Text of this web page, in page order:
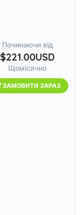
Починаючи від
$221.00USD
Щомісячно
ЗАМОВИТИ ЗАРАЗ